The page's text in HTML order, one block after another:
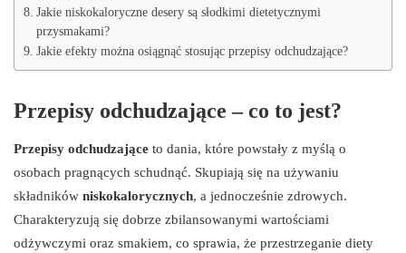
Jakie niskokaloryczne desery są słodkimi dietetycznymi
przysmakami?
Jakie efekty można osiągnąć stosując przepisy odchudzające?
Przepisy odchudzające – co to jest?
Przepisy odchudzające to dania, które powstały z myślą o
osobach pragnących schudnąć. Skupiają się na używaniu
składników niskokalorycznych, a jednocześnie zdrowych.
Charakteryzują się dobrze zbilansowanymi wartościami
odżywczymi oraz smakiem, co sprawia, że przestrzeganie diety